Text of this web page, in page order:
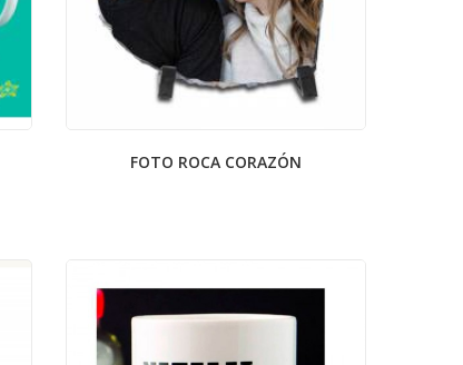
FOTO ROCA CORAZÓN